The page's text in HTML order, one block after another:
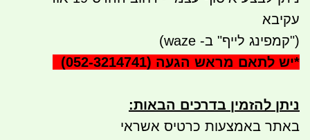
עקיבא
("קמפינג לייף" ב- waze)
*יש לתאם מראש הגעה (052-3214741)
ניתן להזמין בדרכים הבאות:
באתר באמצעות כרטיס אשראי